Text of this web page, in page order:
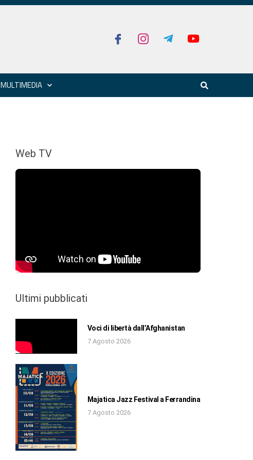
MULTIMEDIA
Web TV
Ultimi pubblicati
Voci di libertà dall’Afghanistan
7 Agosto 2026
Majatica Jazz Festival a Ferrandina
7 Agosto 2026